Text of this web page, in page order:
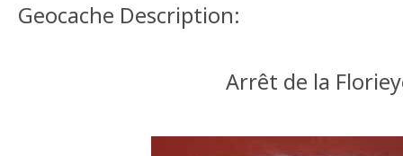
Geocache Description:
Arrêt de la